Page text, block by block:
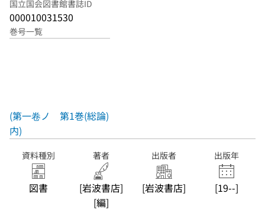
国立国会図書館書誌ID
000010031530
巻号一覧
(第一卷ノ
内)
第1巻(総論)
資料種別
図書
著者
[岩波書店]
[編]
出版者
[岩波書店]
出版年
[19--]